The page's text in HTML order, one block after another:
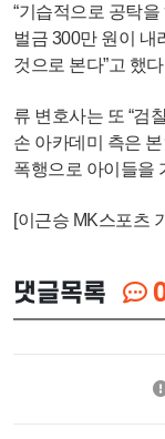
“기습적으로 공탁
벌금 300만 원이 내
것으로 본다”고 했
류 변호사는 또 “검
손 아카데미 측은
폭행으로 아이들을
[이근승 MK스포츠
댓글목록